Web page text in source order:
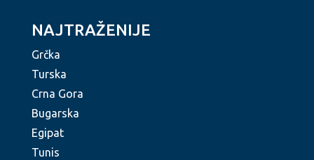
NAJTRAŽENIJE
Grčka
Turska
Crna Gora
Bugarska
Egipat
Tunis